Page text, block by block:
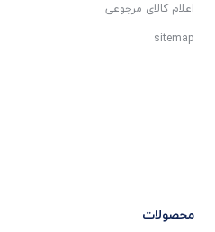
اعلام کالای مرجوعی
sitemap
محصولات